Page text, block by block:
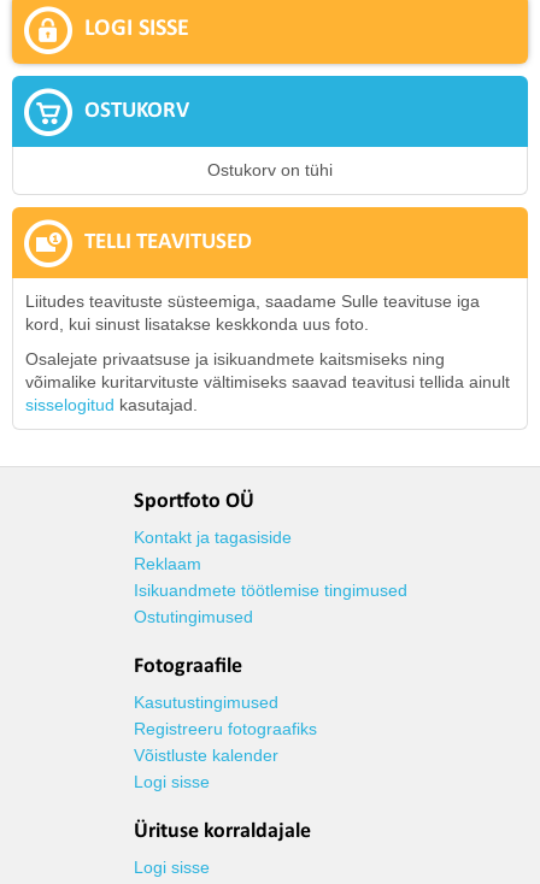
LOGI SISSE
OSTUKORV
Ostukorv on tühi
TELLI TEAVITUSED
Liitudes teavituste süsteemiga, saadame Sulle teavituse iga
kord, kui sinust lisatakse keskkonda uus foto.
Osalejate privaatsuse ja isikuandmete kaitsmiseks ning
võimalike kuritarvituste vältimiseks saavad teavitusi tellida ainult
sisselogitud kasutajad.
Sportfoto OÜ
Kontakt ja tagasiside
Reklaam
Isikuandmete töötlemise tingimused
Ostutingimused
Fotograafile
Kasutustingimused
Registreeru fotograafiks
Võistluste kalender
Logi sisse
Ürituse korraldajale
Logi sisse